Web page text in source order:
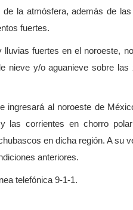
la atmósfera, además de
fuertes.
fuertes en el noroeste,
nieve y/o aguanieve sobre
ingresará al noroeste de
corrientes en chorro
en dicha región. A su
anteriores.
telefónica 9-1-1.